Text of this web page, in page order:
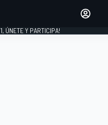
ÚNETE Y PARTICIPA!